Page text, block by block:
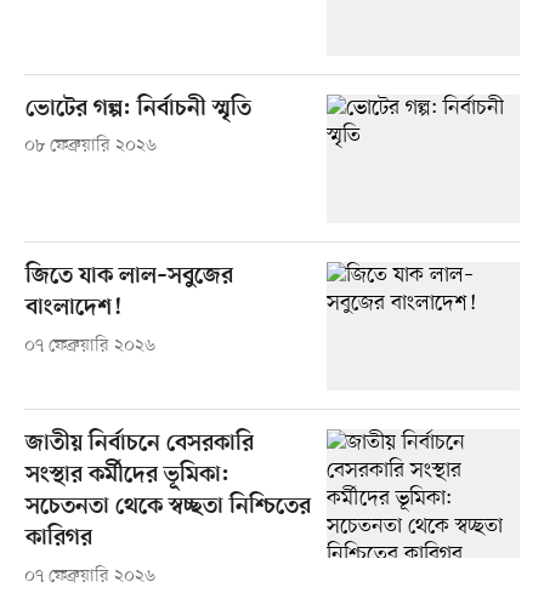
ভোটের গল্প: নির্বাচনী স্মৃতি
০৮ ফেব্রুয়ারি ২০২৬
জিতে যাক লাল–সবুজের
বাংলাদেশ!
০৭ ফেব্রুয়ারি ২০২৬
জাতীয় নির্বাচনে বেসরকারি
সংস্থার কর্মীদের ভূমিকা:
সচেতনতা থেকে স্বচ্ছতা নিশ্চিতের
কারিগর
০৭ ফেব্রুয়ারি ২০২৬